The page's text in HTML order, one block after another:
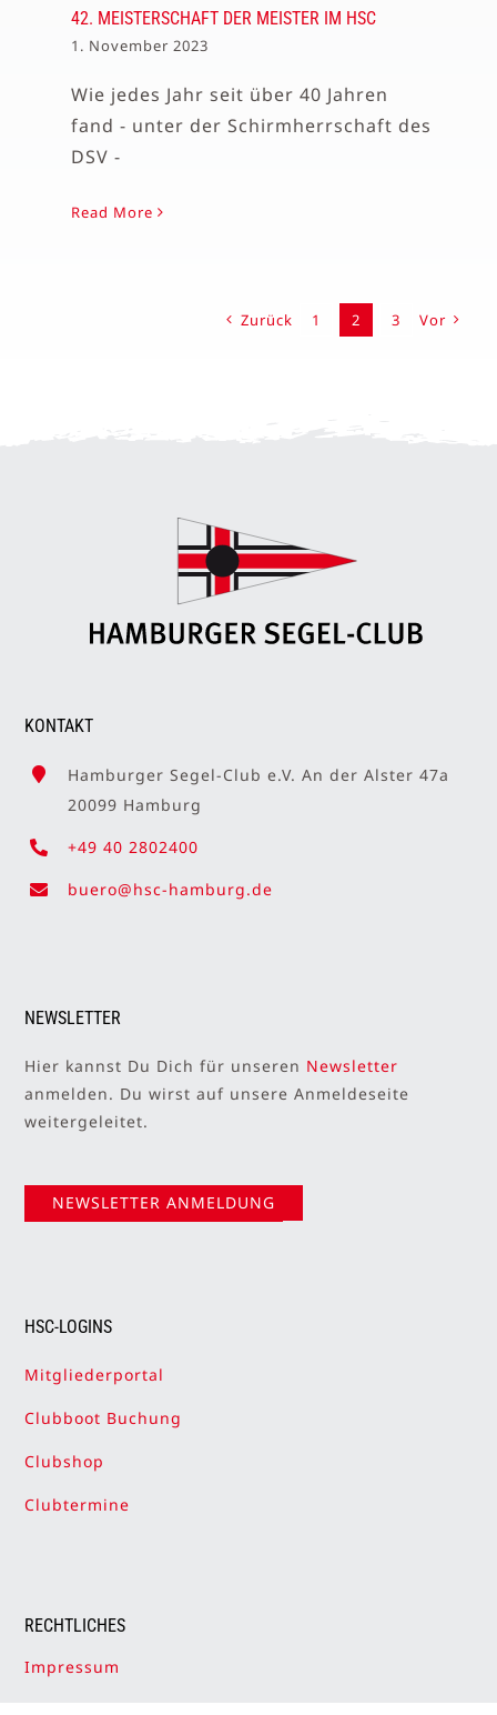
42. MEISTERSCHAFT DER MEISTER IM HSC
1. November 2023
Wie jedes Jahr seit über 40 Jahren
fand - unter der Schirmherrschaft des
DSV -
Read More
Zurück 1 2 3 Vor
KONTAKT
Hamburger Segel-Club e.V. An der Alster 47a
20099 Hamburg
+49 40 2802400
buero@hsc-hamburg.de
NEWSLETTER
Hier kannst Du Dich für unseren Newsletter
anmelden. Du wirst auf unsere Anmeldeseite
weitergeleitet.
NEWSLETTER ANMELDUNG
HSC-LOGINS
Mitgliederportal
Clubboot Buchung
Clubshop
Clubtermine
RECHTLICHES
Impressum